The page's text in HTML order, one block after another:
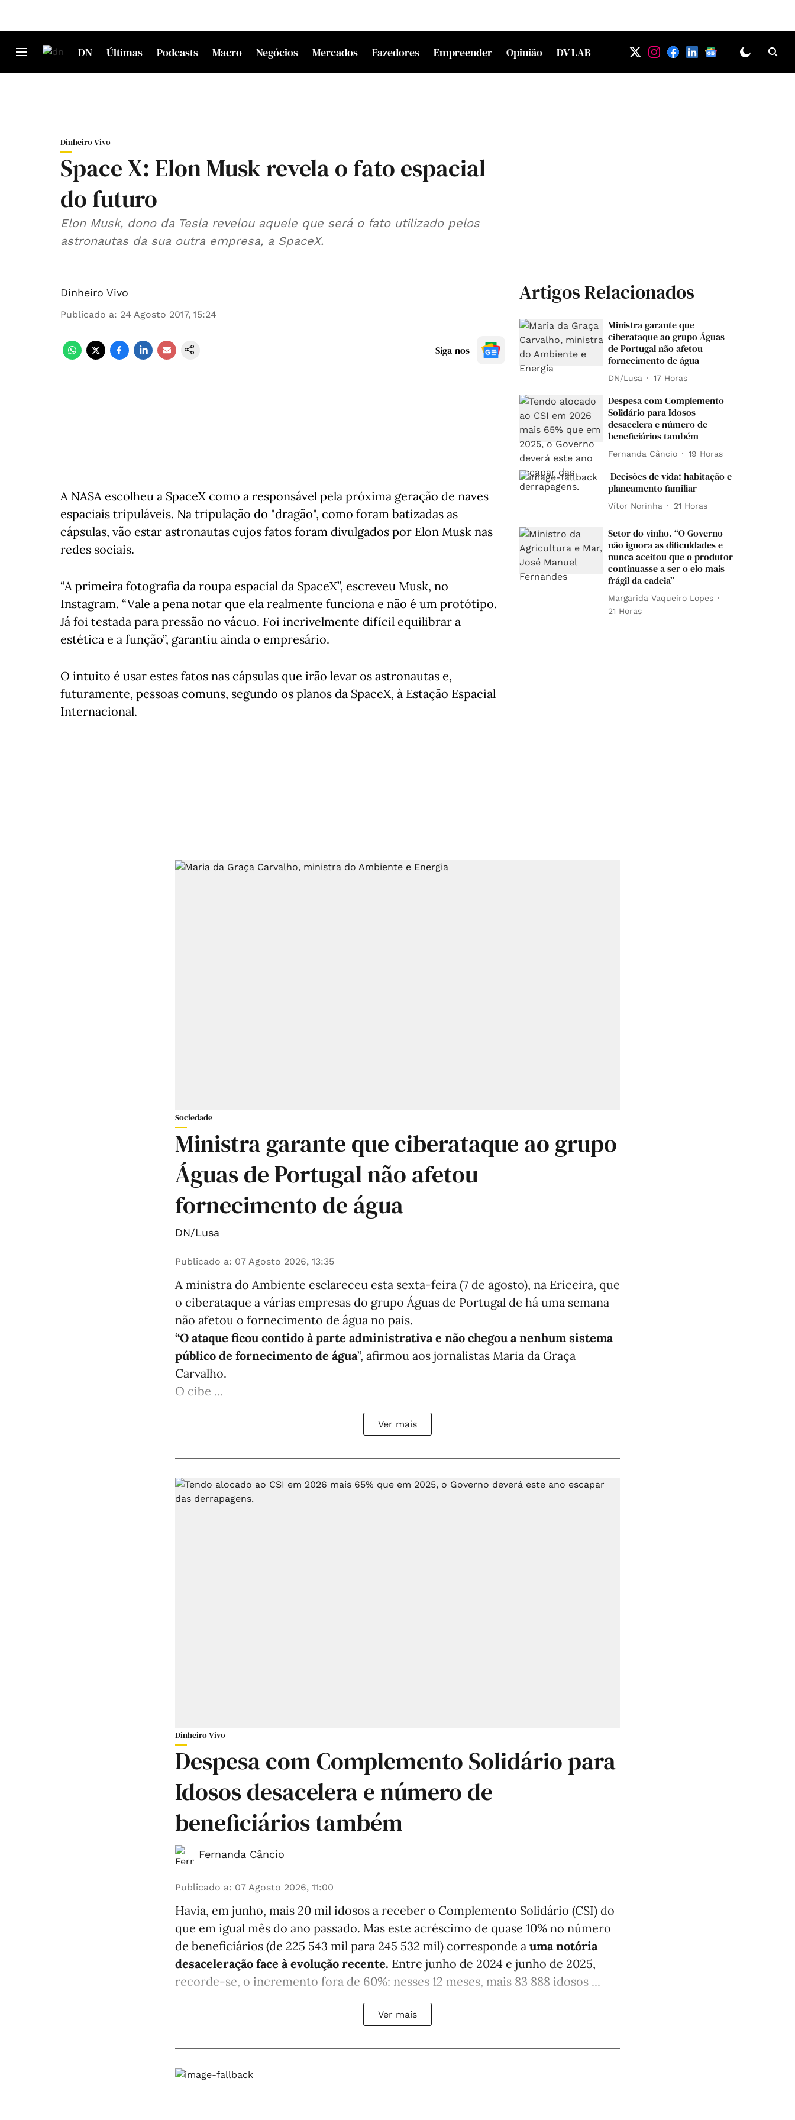
DN Últimas Podcasts Macro Negócios Mercados Fazedores Empreender Opinião DV LAB
Dinheiro Vivo
Space X: Elon Musk revela o fato espacial
do futuro
Elon Musk, dono da Tesla revelou aquele que será o fato utilizado pelos
astronautas da sua outra empresa, a SpaceX.
Dinheiro Vivo
Publicado a: 24 Agosto 2017, 15:24
Siga-nos
A NASA escolheu a SpaceX como a responsável pela próxima geração de naves
espaciais tripuláveis. Na tripulação do "dragão", como foram batizadas as
cápsulas, vão estar astronautas cujos fatos foram divulgados por Elon Musk nas
redes sociais.
“A primeira fotografia da roupa espacial da SpaceX”, escreveu Musk, no
Instagram. “Vale a pena notar que ela realmente funciona e não é um protótipo.
Já foi testada para pressão no vácuo. Foi incrivelmente difícil equilibrar a
estética e a função”, garantiu ainda o empresário.
O intuito é usar estes fatos nas cápsulas que irão levar os astronautas e,
futuramente, pessoas comuns, segundo os planos da SpaceX, à Estação Espacial
Internacional.
Artigos Relacionados
Ministra garante que
ciberataque ao grupo Águas
de Portugal não afetou
fornecimento de água
DN/Lusa 17 Horas
Despesa com Complemento
Solidário para Idosos
desacelera e número de
beneficiários também
Fernanda Câncio 19 Horas
Decisões de vida: habitação e
planeamento familiar
Vítor Norinha 21 Horas
Setor do vinho. “O Governo
não ignora as dificuldades e
nunca aceitou que o produtor
continuasse a ser o elo mais
frágil da cadeia”
Margarida Vaqueiro Lopes
21 Horas
Sociedade
Ministra garante que ciberataque ao grupo
Águas de Portugal não afetou
fornecimento de água
DN/Lusa
Publicado a: 07 Agosto 2026, 13:35
A ministra do Ambiente esclareceu esta sexta-feira (7 de agosto), na Ericeira, que
o ciberataque a várias empresas do grupo Águas de Portugal de há uma semana
não afetou o fornecimento de água no país.
“O ataque ficou contido à parte administrativa e não chegou a nenhum sistema
público de fornecimento de água”, afirmou aos jornalistas Maria da Graça
Carvalho.
O cibe ...
Ver mais
Dinheiro Vivo
Despesa com Complemento Solidário para
Idosos desacelera e número de
beneficiários também
Fernanda Câncio
Publicado a: 07 Agosto 2026, 11:00
Havia, em junho, mais 20 mil idosos a receber o Complemento Solidário (CSI) do
que em igual mês do ano passado. Mas este acréscimo de quase 10% no número
de beneficiários (de 225 543 mil para 245 532 mil) corresponde a uma notória
desaceleração face à evolução recente. Entre junho de 2024 e junho de 2025,
recorde-se, o incremento fora de 60%: nesses 12 meses, mais 83 888 idosos ...
Ver mais